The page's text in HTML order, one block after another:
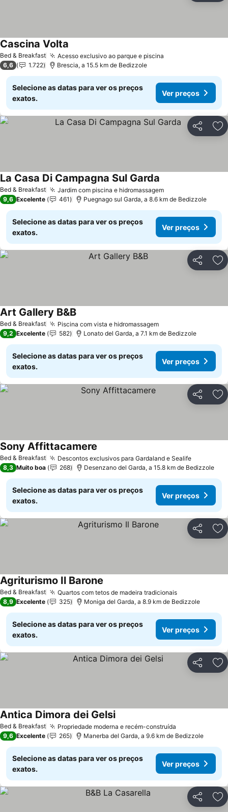
Bed & Breakfast Acesso exclusivo ao parque e piscina
Cascina Volta
6,6 1.722 Brescia, a 15.5 km de Bedizzole
Selecione as datas para ver os preços
exatos.
Ver preços
Partilhar
Bed & Breakfast Jardim com piscina e hidromassagemVer preços
La Casa Di Campagna Sul Garda
9,6 Excelente 461 Puegnago sul Garda, a 8.6 km de Bedizzole
Selecione as datas para ver os preços
exatos.
Ver preços
Partilhar
Bed & Breakfast Piscina com vista e hidromassagemVer preços
Art Gallery B&BVer preços
9,2 Excelente 582 Lonato del Garda, a 7.1 km de Bedizzole
Selecione as datas para ver os preços
exatos.
Ver preços
Partilhar
Bed & Breakfast Descontos exclusivos para Gardaland e SealifeVer
Sony Affittacamere
8,3 Muito boa 268 Desenzano del Garda, a 15.8 km de Bedizzole
Selecione as datas para ver os preços
exatos.
Ver preços
Partilhar
Bed & Breakfast Quartos com tetos de madeira tradicionaisVer preços
Agriturismo Il Barone
8,9 Excelente 325 Moniga del Garda, a 8.9 km de Bedizzole
Selecione as datas para ver os preços
exatos.
Ver preços
Partilhar
Bed & Breakfast Propriedade moderna e recém-construída
Antica Dimora dei GelsiVer preços
9,6 Excelente 265 Manerba del Garda, a 9.6 km de Bedizzole
Selecione as datas para ver os preços
exatos.
Ver preços
Partilhar